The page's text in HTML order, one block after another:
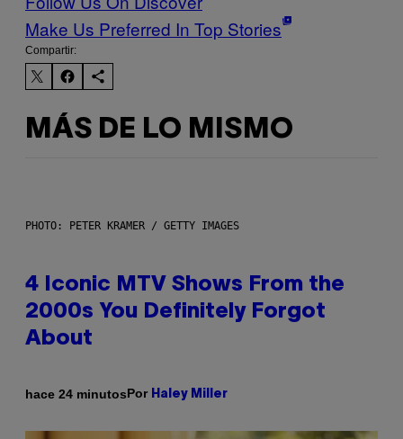
Make Us Preferred In Top Stories
Compartir:
MÁS DE LO MISMO
PHOTO: PETER KRAMER / GETTY IMAGES
4 Iconic MTV Shows From the
2000s You Definitely Forgot
About
hace 24 minutosPor Haley Miller